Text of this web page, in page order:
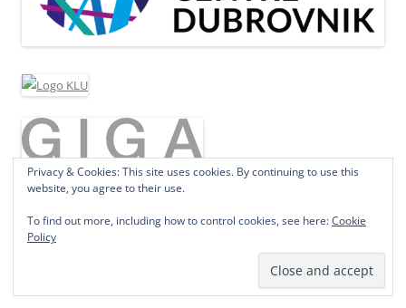
Privacy & Cookies: This site uses cookies. By continuing to use this
website, you agree to their use.
To find out more, including how to control cookies, see here:Cookie
Policy